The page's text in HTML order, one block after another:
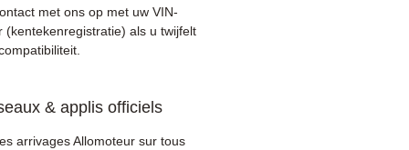
vóór verzending
garantie inbegrepen
verzending met tracking
klantenservice via
met ons op met uw VIN-
(kentekenregistratie) als u twijfelt
& applis officiels
arrivages Allomoteur sur tous